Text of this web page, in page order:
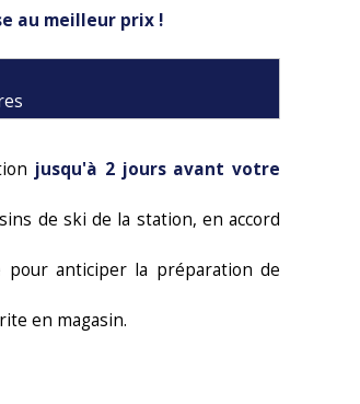
au meilleur prix !
jusqu'à 2 jours avant votre
de ski de la station, en accord
pour anticiper la préparation de
en magasin.